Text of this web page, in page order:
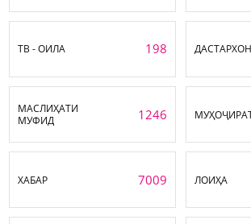
ТВ - ОИЛА 198 ДАСТАРХОН
МАСЛИҲАТИ
МУФИД
1246
ХАБАР 7009 ЛОИҲА